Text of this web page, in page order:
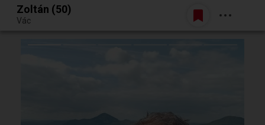
Egy jó randiból bármi lehet.
Belépés
Zoltán (50)
Vác